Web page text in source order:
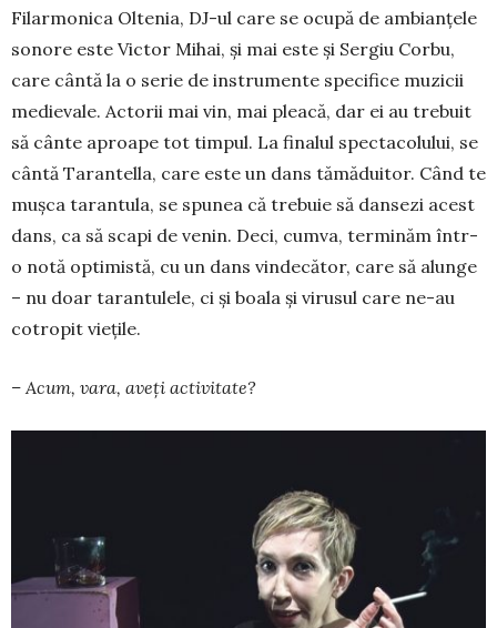
Filarmonica Oltenia, DJ-ul care se ocupă de ambianțele
sonore este Victor Mihai, și mai este și Sergiu Corbu,
care cântă la o serie de instrumente specifice muzicii
medie­vale. Actorii mai vin, mai pleacă, dar ei au trebuit
să cânte aproape tot timpul. La finalul spec­tacolului, se
cântă Tarantella, care este un dans tămăduitor. Când te
mușca tarantula, se spunea că trebuie să dansezi acest
dans, ca să scapi de venin. Deci, cumva, termi­năm într-
o notă optimistă, cu un dans vin­de­cător, care să alunge
– nu doar taran­tu­lele, ci și boala și virusul care ne-au
cotropit viețile.
– Acum, vara, aveți activitate?